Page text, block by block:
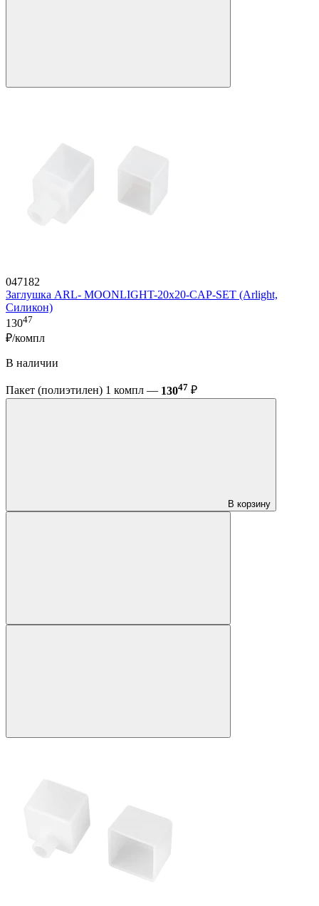
047182
Заглушка ARL- MOONLIGHT-20x20-CAP-SET (Arlight,
Силикон)
13047
₽/компл
В наличии
Пакет (полиэтилен) 1 компл — 13047 ₽
В корзину